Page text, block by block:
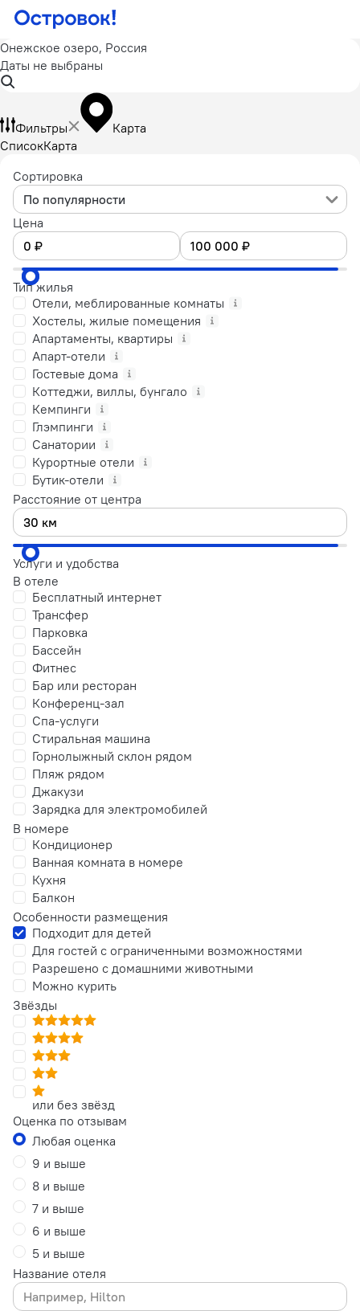
Онежское озеро, Россия
Даты не выбраны
Фильтры
Карта
СписокКарта
Сортировка
По популярности
Цена
Тип жилья
Отели, меблированные комнаты
Хостелы, жилые помещения
Апартаменты, квартиры
Апарт-отели
Гостевые дома
Коттеджи, виллы, бунгало
Кемпинги
Глэмпинги
Санатории
Курортные отели
Бутик-отели
Расстояние от центра
Услуги и удобства
В отеле
Бесплатный интернет
Трансфер
Парковка
Бассейн
Фитнес
Бар или ресторан
Конференц-зал
Спа-услуги
Стиральная машина
Горнолыжный склон рядом
Пляж рядом
Джакузи
Зарядка для электромобилей
В номере
Кондиционер
Ванная комната в номере
Кухня
Балкон
Особенности размещения
Подходит для детей
Для гостей с ограниченными возможностями
Разрешено с домашними животными
Можно курить
Звёзды
или без звёзд
Оценка по отзывам
Любая оценка
9 и выше
8 и выше
7 и выше
6 и выше
5 и выше
Название отеля